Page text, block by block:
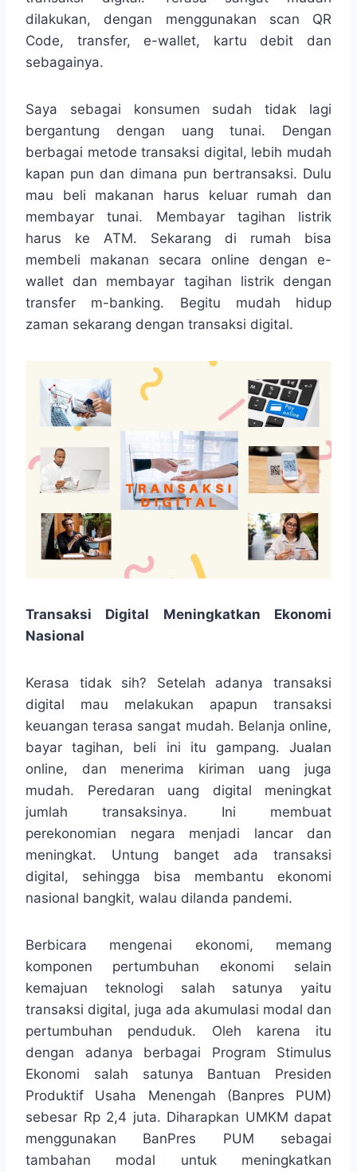
dilakukan, dengan menggunakan scan QR
Code, transfer, e-wallet, kartu debit dan
sebagainya.
Saya sebagai konsumen sudah tidak lagi
bergantung dengan uang tunai. Dengan
berbagai metode transaksi digital, lebih mudah
kapan pun dan dimana pun bertransaksi. Dulu
mau beli makanan harus keluar rumah dan
membayar tunai. Membayar tagihan listrik
harus ke ATM. Sekarang di rumah bisa
membeli makanan secara online dengan e-
wallet dan membayar tagihan listrik dengan
transfer m-banking. Begitu mudah hidup
zaman sekarang dengan transaksi digital.
Transaksi Digital Meningkatkan Ekonomi
Nasional
Kerasa tidak sih? Setelah adanya transaksi
digital mau melakukan apapun transaksi
keuangan terasa sangat mudah. Belanja online,
bayar tagihan, beli ini itu gampang. Jualan
online, dan menerima kiriman uang juga
mudah. Peredaran uang digital meningkat
jumlah transaksinya. Ini membuat
perekonomian negara menjadi lancar dan
meningkat. Untung banget ada transaksi
digital, sehingga bisa membantu ekonomi
nasional bangkit, walau dilanda pandemi.
Berbicara mengenai ekonomi, memang
komponen pertumbuhan ekonomi selain
kemajuan teknologi salah satunya yaitu
transaksi digital, juga ada akumulasi modal dan
pertumbuhan penduduk. Oleh karena itu
dengan adanya berbagai Program Stimulus
Ekonomi salah satunya Bantuan Presiden
Produktif Usaha Menengah (Banpres PUM)
sebesar Rp 2,4 juta. Diharapkan UMKM dapat
menggunakan BanPres PUM sebagai
tambahan modal untuk meningkatkan